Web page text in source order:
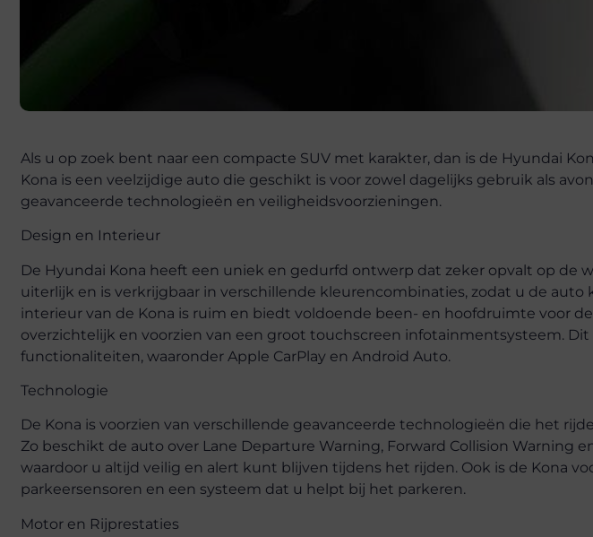
Als u op zoek bent naar een compacte SUV met karakter, dan is de Hyundai
Kona is een veelzijdige auto die geschikt is voor zowel dagelijks gebruik als
geavanceerde technologieën en veiligheidsvoorzieningen.
Design en Interieur
De Hyundai Kona heeft een uniek en gedurfd ontwerp dat zeker opvalt op de
uiterlijk en is verkrijgbaar in verschillende kleurencombinaties, zodat u de auto
interieur van de Kona is ruim en biedt voldoende been- en hoofdruimte voor de
overzichtelijk en voorzien van een groot touchscreen infotainmentsysteem.
functionaliteiten, waaronder Apple CarPlay en Android Auto.
Technologie
De Kona is voorzien van verschillende geavanceerde technologieën die het
Zo beschikt de auto over Lane Departure Warning, Forward Collision Warning
waardoor u altijd veilig en alert kunt blijven tijdens het rijden. Ook is de Kona
parkeersensoren en een systeem dat u helpt bij het parkeren.
Motor en Rijprestaties